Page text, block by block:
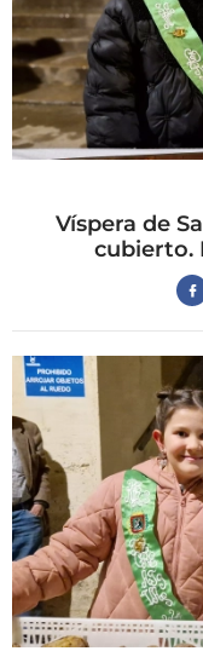
Víspera de
cubierto.